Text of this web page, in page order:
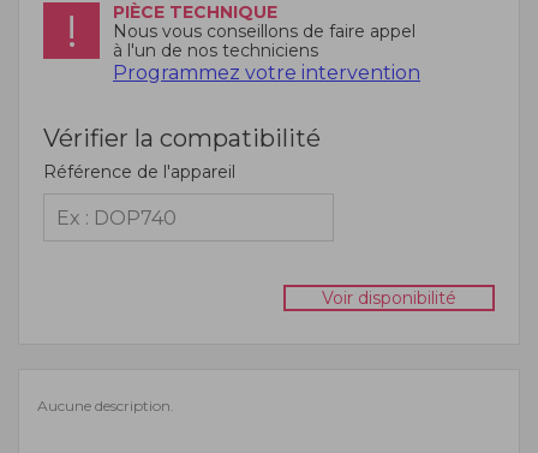
PIÈCE TECHNIQUE
Nous vous conseillons de faire appel
à l'un de nos techniciens
Programmez votre intervention
Vérifier la compatibilité
Référence de l'appareil
Voir disponibilité
Aucune description.